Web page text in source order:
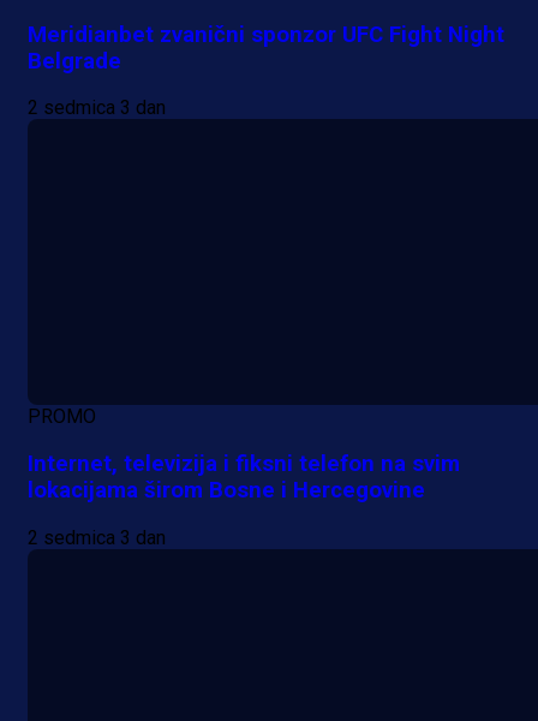
Meridianbet zvanični sponzor UFC Fight Night
Belgrade
2 sedmica 3 dan
PROMO
Internet, televizija i fiksni telefon na svim
lokacijama širom Bosne i Hercegovine
2 sedmica 3 dan